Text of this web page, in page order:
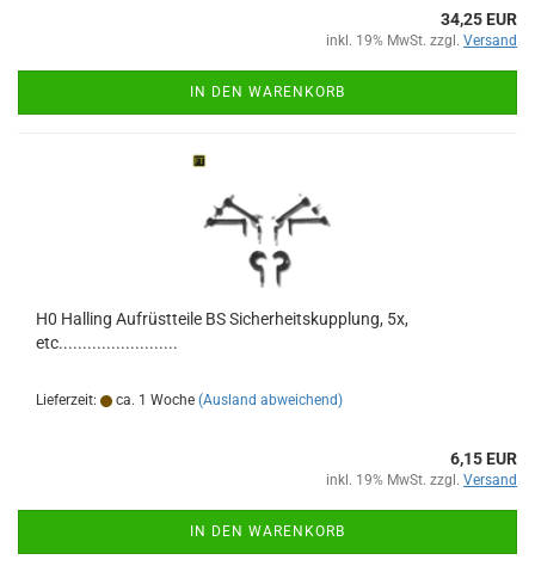
34,25 EUR
inkl. 19% MwSt. zzgl. Versand
IN DEN WARENKORB
H0 Halling Aufrüstteile BS Sicherheitskupplung, 5x,
etc.........................
Lieferzeit: ca. 1 Woche (Ausland abweichend)
6,15 EUR
inkl. 19% MwSt. zzgl. Versand
IN DEN WARENKORB